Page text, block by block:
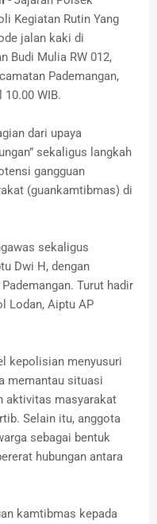
Kegiatan Rutin Yang
jalan kaki di
Budi Mulia RW 012,
Pademangan,
WIB.
dari upaya
sekaligus langkah
gangguan
(guankamtibmas) di
sekaligus
Dwi H, dengan
Turut hadir
Lodan, Aiptu AP
kepolisian menyusuri
memantau situasi
aktivitas masyarakat
Selain itu, anggota
sebagai bentuk
hubungan antara
kamtibmas kepada